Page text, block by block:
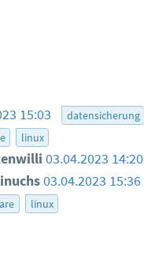
15:03 datensicherung
linux
03.04.2023 14:20
03.04.2023 15:36
linux